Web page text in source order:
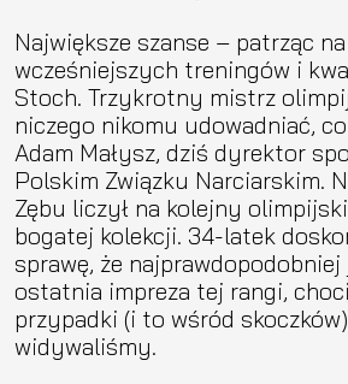
Największe szanse – patrząc
wcześniejszych treningów i
Stoch. Trzykrotny mistrz
niczego nikomu udowadniać,
Adam Małysz, dziś dyrektor
Polskim Związku Narciarskim.
Zębu liczył na kolejny
bogatej kolekcji. 34-latek
sprawę, że
ostatnia impreza tej rangi,
przypadki (i to wśród
widywaliśmy.